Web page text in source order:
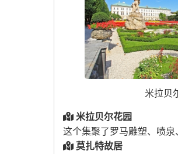
米拉贝
米拉贝尔花园
这个集聚了罗马雕塑、喷
莫扎特故居